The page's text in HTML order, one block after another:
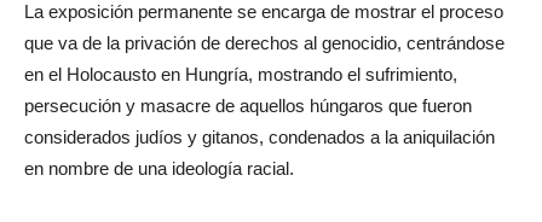
La exposición permanente se encarga de mostrar el proceso
que va de la privación de derechos al genocidio, centrándose
en el Holocausto en Hungría, mostrando el sufrimiento,
persecución y masacre de aquellos húngaros que fueron
considerados judíos y gitanos, condenados a la aniquilación
en nombre de una ideología racial.